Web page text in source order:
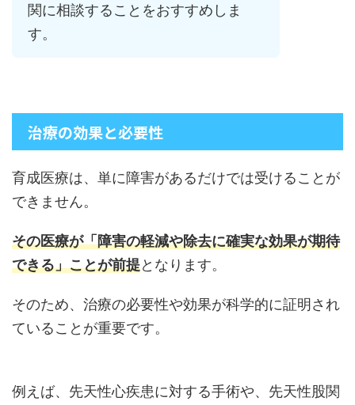
関に相談することをおすすめしま
す。
治療の効果と必要性
育成医療は、単に障害があるだけでは受けることが
できません。
その医療が「障害の軽減や除去に確実な効果が期待
できる」ことが前提となります。
そのため、治療の必要性や効果が科学的に証明され
ていることが重要です。
例えば、先天性心疾患に対する手術や、先天性股関